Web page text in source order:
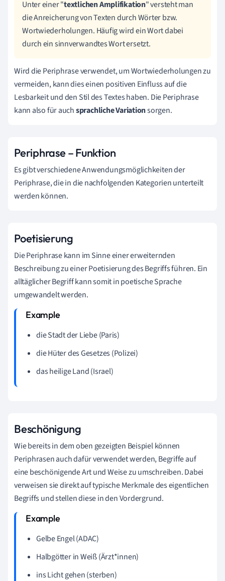
Unter einer "textlichen Amplifikation" versteht man
die Anreicherung von Texten durch Wörter bzw.
Wortwiederholungen. Häufig wird ein Wort dabei
durch ein sinnverwandtes Wort ersetzt.
Wird die Periphrase verwendet, um Wortwiederholungen zu
vermeiden, kann dies einen positiven Einfluss auf die
Lesbarkeit und den Stil des Textes haben. Die Periphrase
kann also für auchsprachliche Variationsorgen.
Periphrase – Funktion
Es gibt verschiedene Anwendungsmöglichkeiten der
Periphrase, die in die nachfolgenden Kategorien unterteilt
werden können.
Poetisierung
Die Periphrase kann im Sinne einer erweiternden
Beschreibung zu einer Poetisierung des Begriffs führen. Ein
alltäglicher Begriff kann somit in poetische Sprache
umgewandelt werden.
die Stadt der Liebe (Paris)
die Hüter des Gesetzes (Polizei)
das heilige Land (Israel)
Beschönigung
Wie bereits in dem oben gezeigten Beispiel können
Periphrasen auch dafür verwendet werden, Begriffe auf
eine beschönigende Art und Weise zu umschreiben. Dabei
verweisen sie direkt auf typische Merkmale des eigentlichen
Begriffs und stellen diese in den Vordergrund.
Gelbe Engel (ADAC)
Halbgötter in Weiß (Ärzt*innen)
ins Licht gehen (sterben)